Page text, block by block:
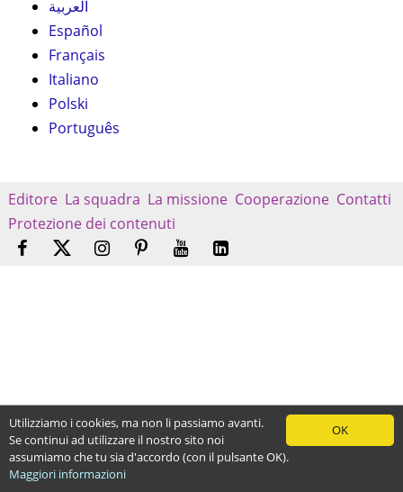
العربية
Español
Français
Italiano
Polski
Português
Editore La squadra La missione Cooperazione Contatti
Protezione dei contenuti
OK
Utilizziamo i cookies, ma non li passiamo avanti.
Se continui ad utilizzare il nostro sito noi
assumiamo che tu sia d'accordo (con il pulsante OK).
Maggiori informazioni